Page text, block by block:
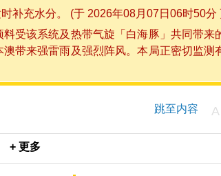
补充水分。 (于 2026年08月07日06时50分
受该系统及热带气旋「白海豚」共同带来
带来强雷雨及强烈阵风。本局正密切监测
跳至内容 A
+ 更多